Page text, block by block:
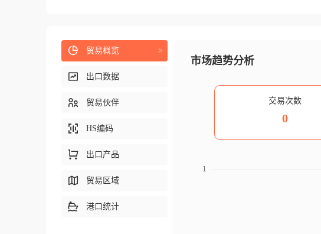
市场趋势分析
交易次数
0
贸易概览 >
出口数据
贸易伙伴
HS编码
出口产品
贸易区域
港口统计